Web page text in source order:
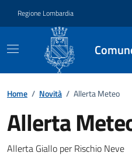
Regione Lombardia
Home / Novità / Allerta Meteo
Allerta
Dettagli della
Allerta Giallo per Rischio Neve